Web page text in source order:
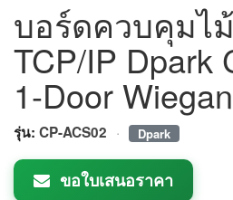
บอร์ดควบคุมไ
TCP/IP Dpark
1-Door
รุ่น: CP-ACS02 · Dpark
ขอใบเสนอราคา